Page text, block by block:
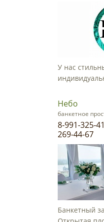
У нас
Небо
банкетное
8-991-325-
269-44-67
Банкетный